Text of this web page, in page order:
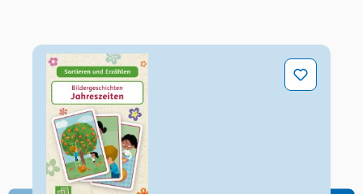
Bildergeschichten – Jahreszeiten